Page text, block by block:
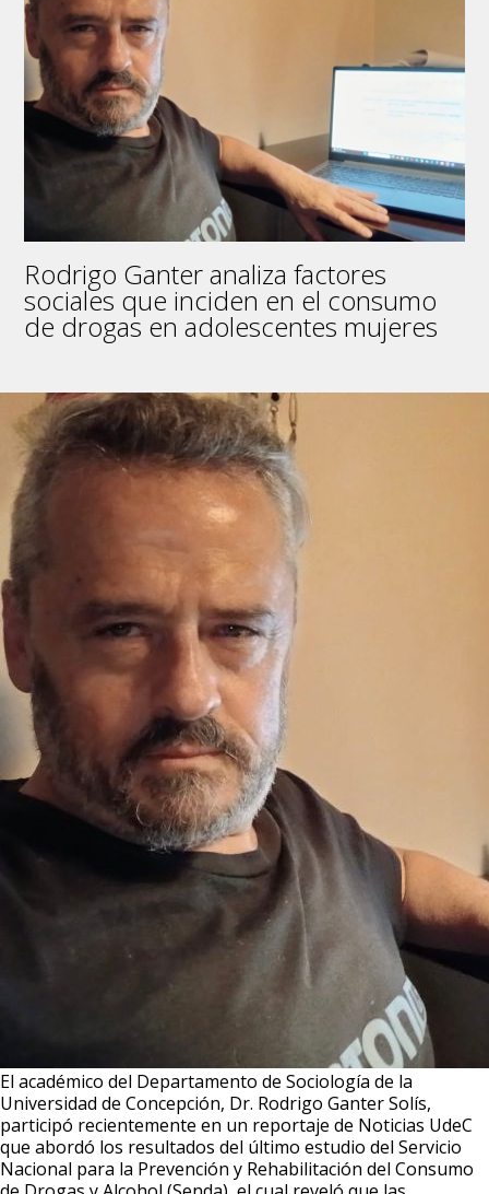
de
Trabajo
Panadería
Maza
Rodrigo Ganter analiza factores
sociales que inciden en el consumo
de drogas en adolescentes mujeres
El académico del Departamento de Sociología de la
Universidad de Concepción, Dr. Rodrigo Ganter Solís,
participó recientemente en un reportaje de Noticias UdeC
que abordó los resultados del último estudio del Servicio
Nacional para la Prevención y Rehabilitación del Consumo